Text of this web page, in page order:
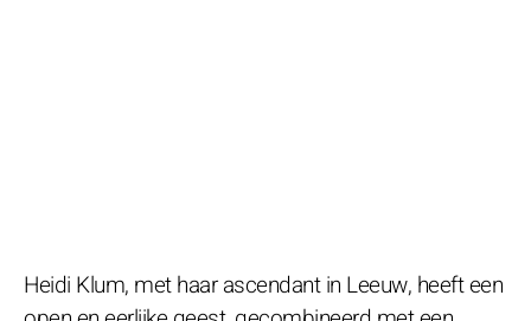
Heidi Klum, met haar ascendant in Leeuw, heeft een